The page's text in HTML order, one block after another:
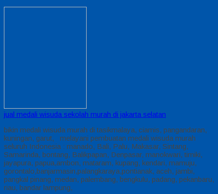
jual medali wisuda sekolah murah di jakarta selatan
bikin medali wisuda murah di tasikmalaya, ciamis, pangandaran,
kuningan, garut, melayani pembuatan medali wisuda murah
seluruh Indonesia : manado, Bali, Palu, Makasar, Sintang,
Samarinda, bontang, Balikpapan, Denpasar, manokwari, timiki,
jayapura, papua,ambon, mataram, kupang, kendari, mamuju,
gorontalo,banjarmasin,palangkaraya,pontianak, aceh, jambi,
pangkal pinang, medan, palembang, bengkulu, padang, pekanbaru,
riau, bandar lampung,